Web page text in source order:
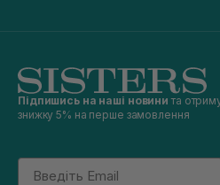
Підпишись на наші новини та
знижку 5% на перше замовлення
Email